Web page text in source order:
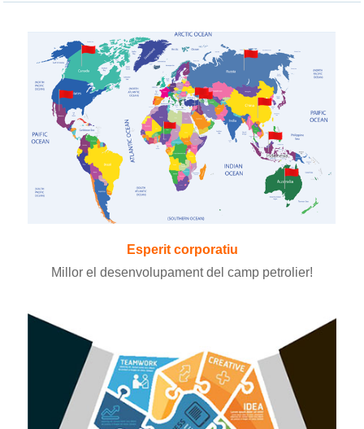
Esperit corporatiu
Millor el desenvolupament del camp petrolier!